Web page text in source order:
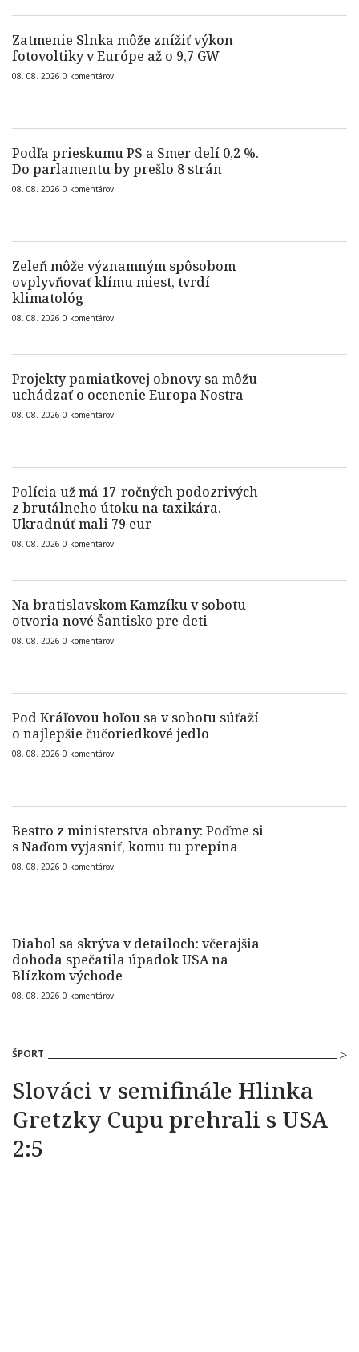
Zatmenie Slnka môže znížiť výkon
fotovoltiky v Európe až o 9,7 GW
08. 08. 2026 0 komentárov
Podľa prieskumu PS a Smer delí 0,2 %.
Do parlamentu by prešlo 8 strán
08. 08. 2026 0 komentárov
Zeleň môže významným spôsobom
ovplyvňovať klímu miest, tvrdí
klimatológ
08. 08. 2026 0 komentárov
Projekty pamiatkovej obnovy sa môžu
uchádzať o ocenenie Europa Nostra
08. 08. 2026 0 komentárov
Polícia už má 17-ročných podozrivých
z brutálneho útoku na taxikára.
Ukradnúť mali 79 eur
08. 08. 2026 0 komentárov
Na bratislavskom Kamzíku v sobotu
otvoria nové Šantisko pre deti
08. 08. 2026 0 komentárov
Pod Kráľovou hoľou sa v sobotu súťaží
o najlepšie čučoriedkové jedlo
08. 08. 2026 0 komentárov
Bestro z ministerstva obrany: Poďme si
s Naďom vyjasniť, komu tu prepína
08. 08. 2026 0 komentárov
Diabol sa skrýva v detailoch: včerajšia
dohoda spečatila úpadok USA na
Blízkom východe
08. 08. 2026 0 komentárov
ŠPORT